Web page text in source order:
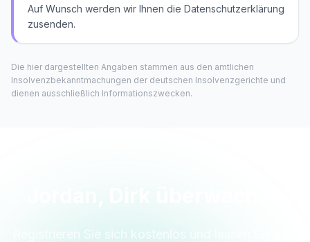
Auf Wunsch werden wir Ihnen die Datenschutzerklärung
zusenden.
Die hier dargestellten Angaben stammen aus den amtlichen
Insolvenzbekanntmachungen der deutschen Insolvenzgerichte und
dienen ausschließlich Informationszwecken.
Registrieren Sie sich kostenlos und lassen Sie sich